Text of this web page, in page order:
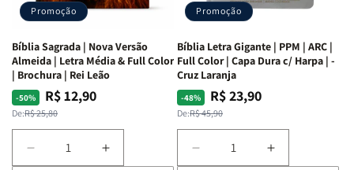
66
da
Bíblia
Equipe
teológica
Penkal
da
Bíblia
Penkal
Promoção
Bíblia Sagrada | Nova Versão
Almeida | Letra Média & Full Color
| Brochura | Rei Leão
-50%
Preço
normal
De:R$ 25,80
Preço
promocional
R$ 12,90
Diminuir
Aumentar
Promoção
Bíblia Letra Gigante | PPM | ARC |
Full Color | Capa Dura c/ Harpa | -
Cruz Laranja
-48%
Preço
normal
De:R$ 45,90
Preço
promocional
R$ 23,90
Diminuir
Aumentar